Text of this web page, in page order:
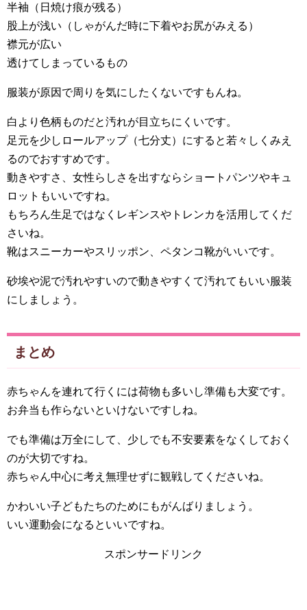
半袖（日焼け痕が残る）
股上が浅い（しゃがんだ時に下着やお尻がみえる）
襟元が広い
透けてしまっているもの
服装が原因で周りを気にしたくないですもんね。
白より色柄ものだと汚れが目立ちにくいです。
足元を少しロールアップ（七分丈）にすると若々しくみえ
るのでおすすめです。
動きやすさ、女性らしさを出すならショートパンツやキュ
ロットもいいですね。
もちろん生足ではなくレギンスやトレンカを活用してくだ
さいね。
靴はスニーカーやスリッポン、ペタンコ靴がいいです。
砂埃や泥で汚れやすいので動きやすくて汚れてもいい服装
にしましょう。
まとめ
赤ちゃんを連れて行くには荷物も多いし準備も大変です。
お弁当も作らないといけないですしね。
でも準備は万全にして、少しでも不安要素をなくしておく
のが大切ですね。
赤ちゃん中心に考え無理せずに観戦してくださいね。
かわいい子どもたちのためにもがんばりましょう。
いい運動会になるといいですね。
スポンサードリンク